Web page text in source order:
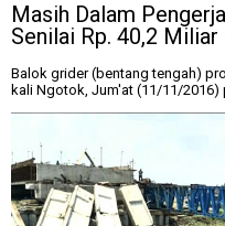
Masih Dalam
Senilai Rp. 40,2 Miliar
Balok grider (bentang tengah)
kali Ngotok, Jum'at (11/11/2016)